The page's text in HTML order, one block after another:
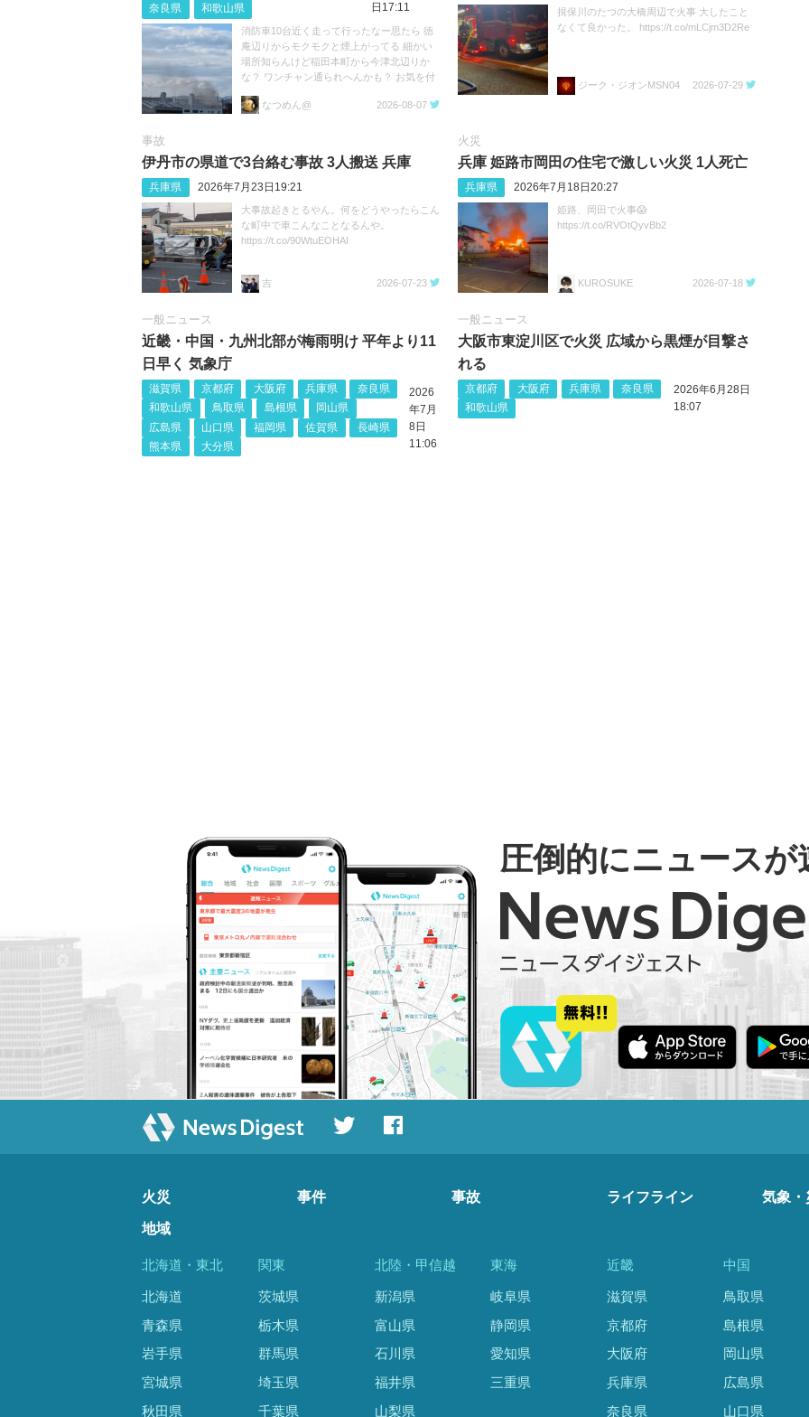
奈良県
和歌山県
日17:11
消防車10台近く走って行ったなー思たら 徳
庵辺りからモクモクと煙上がってる 細かい
場所知らんけど稲田本町から今津北辺りか
な？ ワンチャン通られへんかも？ お気を付
なつめん@
2026-08-07
揖保川のたつの大橋周辺で火事 大したこと
なくて良かった。 https://t.co/mLCjm3D2Re
ジーク・ジオンMSN04 2026-07-29
事故
伊丹市の県道で3台絡む事故 3人搬送 兵庫
兵庫県 2026年7月23日19:21
大事故起きとるやん。何をどうやったらこん
な町中で車こんなことなるんや。
https://t.co/90WtuEOHAI
吉 2026-07-23
火災
兵庫 姫路市岡田の住宅で激しい火災 1人死亡
兵庫県 2026年7月18日20:27
姫路、岡田で火事😱
https://t.co/RVOtQyvBb2
KUROSUKE 2026-07-18
一般ニュース
近畿・中国・九州北部が梅雨明け 平年より11
日早く 気象庁
滋賀県 京都府 大阪府 兵庫県
奈良県
和歌山県
鳥取県 島根県
岡山県
広島県
山口県 福岡県 佐賀県
長崎県
熊本県
大分県
2026
年7月
8日
11:06
一般ニュース
大阪市東淀川区で火災 広域から黒煙が目撃さ
れる
京都府 大阪府 兵庫県
奈良県
和歌山県
2026年6月28日
18:07
圧倒的にニュースが
火災 事件 事故 ライフライン 気象・
地域
北海道・東北
北海道
青森県
岩手県
宮城県
秋田県
関東
茨城県
栃木県
群馬県
埼玉県
千葉県
北陸・甲信越
新潟県
富山県
石川県
福井県
山梨県
東海
岐阜県
静岡県
愛知県
三重県
近畿
滋賀県
京都府
大阪府
兵庫県
奈良県
中国
鳥取県
島根県
岡山県
広島県
山口県